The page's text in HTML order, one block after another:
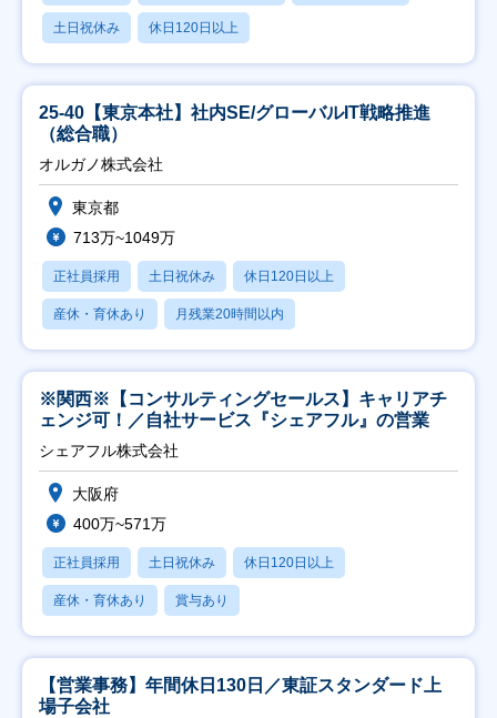
土日祝休み 休日120日以上
25-40【東京本社】社内SE/グローバルIT戦略推進
（総合職）
オルガノ株式会社
東京都
713万~1049万
正社員採用 土日祝休み 休日120日以上
産休・育休あり 月残業20時間以内
※関西※【コンサルティングセールス】キャリアチ
ェンジ可！／自社サービス『シェアフル』の営業
シェアフル株式会社
大阪府
400万~571万
正社員採用 土日祝休み 休日120日以上
産休・育休あり 賞与あり
【営業事務】年間休日130日／東証スタンダード上
場子会社